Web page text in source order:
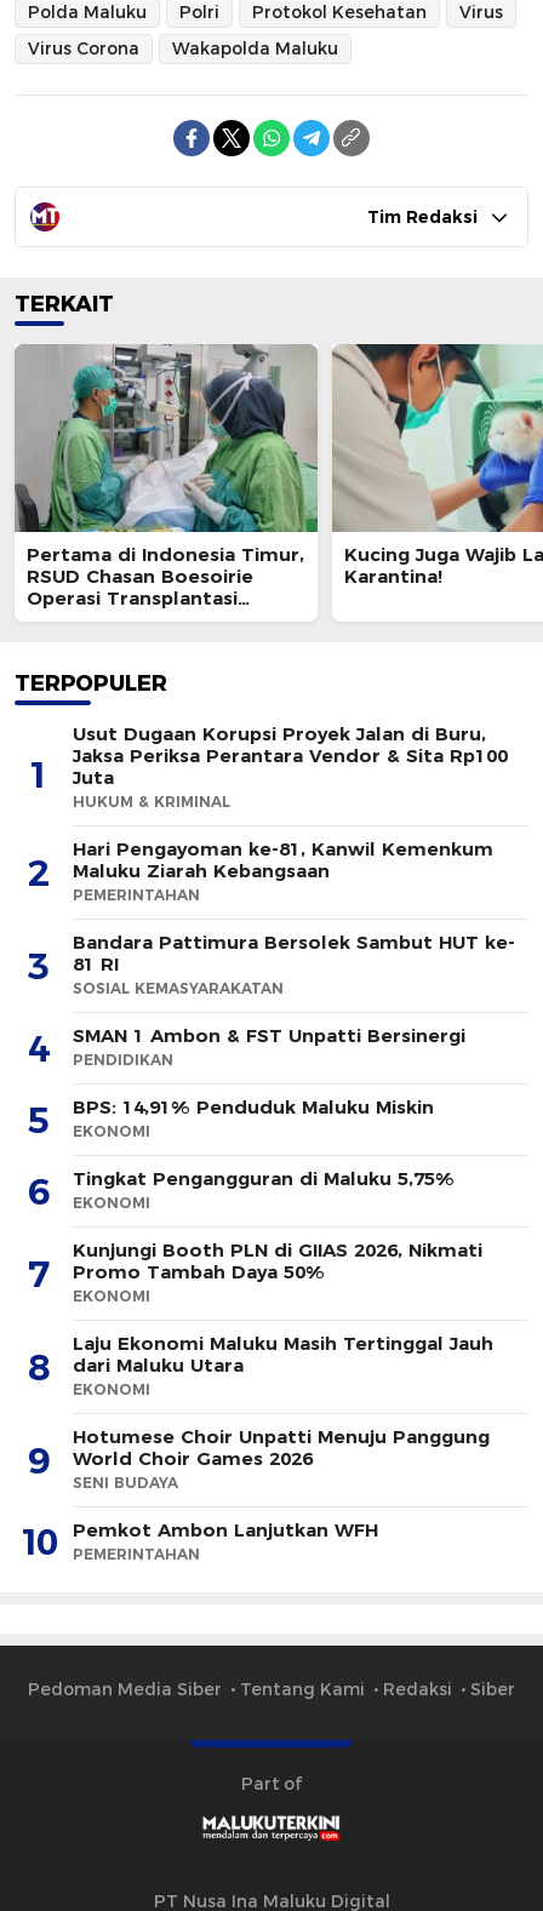
Polda Maluku
Polri Protokol Kesehatan
Virus
Virus Corona
Wakapolda Maluku
Tim Redaksi
TERKAIT
Pertama di Indonesia Timur,
RSUD Chasan Boesoirie
Operasi Transplantasi
Kornea
Kucing Juga Wajib
Karantina!
TERPOPULER
1
Usut Dugaan Korupsi Proyek Jalan di Buru,
Jaksa Periksa Perantara Vendor & Sita Rp100
Juta
HUKUM & KRIMINAL
2
Hari Pengayoman ke-81, Kanwil Kemenkum
Maluku Ziarah Kebangsaan
PEMERINTAHAN
3
Bandara Pattimura Bersolek Sambut HUT ke-
81 RI
SOSIAL KEMASYARAKATAN
4 SMAN 1 Ambon & FST Unpatti Bersinergi
PENDIDIKAN
5 BPS: 14,91% Penduduk Maluku Miskin
EKONOMI
6 Tingkat Pengangguran di Maluku 5,75%
EKONOMI
7
Kunjungi Booth PLN di GIIAS 2026, Nikmati
Promo Tambah Daya 50%
EKONOMI
8
Laju Ekonomi Maluku Masih Tertinggal Jauh
dari Maluku Utara
EKONOMI
9
Hotumese Choir Unpatti Menuju Panggung
World Choir Games 2026
SENI BUDAYA
10 Pemkot Ambon Lanjutkan WFH
PEMERINTAHAN
Pedoman Media Siber Tentang Kami Redaksi Siber
Part of
PT Nusa Ina Maluku Digital